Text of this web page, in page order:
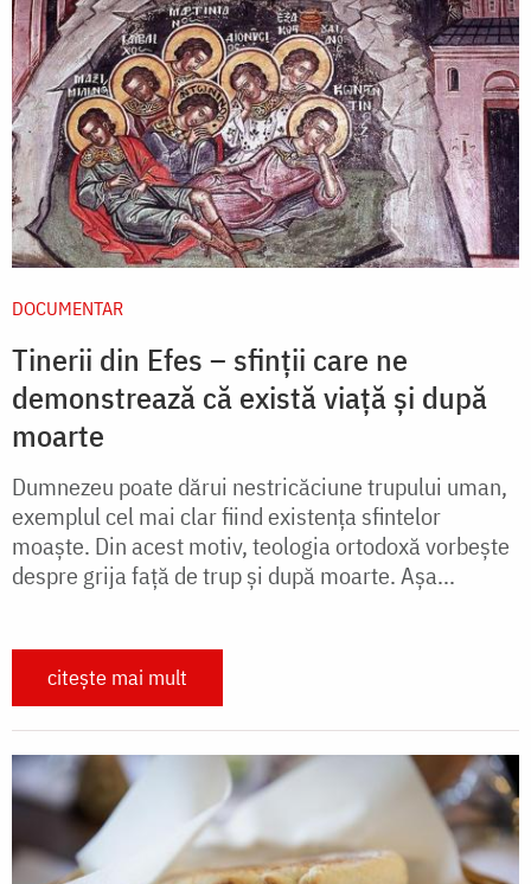
DOCUMENTAR
Tinerii din Efes – sfinții care ne
demonstrează că există viață și după
moarte
Dumnezeu poate dărui nestricăciune trupului uman,
exemplul cel mai clar fiind existența sfintelor
moaște. Din acest motiv, teologia ortodoxă vorbește
despre grija față de trup și după moarte. Așa...
citește mai mult